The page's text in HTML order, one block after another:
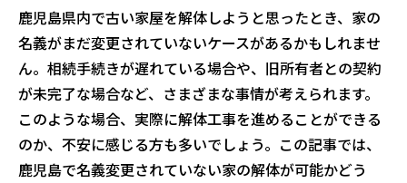
鹿児島県内で古い家屋を解体しようと思ったとき、家の
名義がまだ変更されていないケースがあるかもしれませ
ん。相続手続きが遅れている場合や、旧所有者との契約
が未完了な場合など、さまざまな事情が考えられます。
このような場合、実際に解体工事を進めることができる
のか、不安に感じる方も多いでしょう。この記事では、
鹿児島で名義変更されていない家の解体が可能かどう